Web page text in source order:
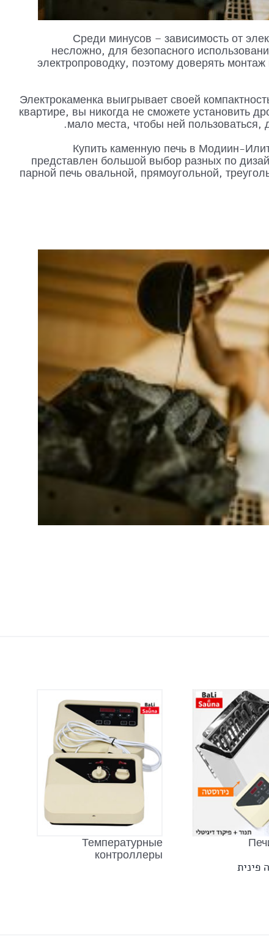
Среди минусов – зависимость от
несложно, для безопасного
электропроводку, поэтому доверять
Электрокаменка выигрывает своей
квартире, вы никогда не сможете установить
мало места, чтобы ней пользоваться,
Купить каменную печь в Модиин-
представлен большой выбор разных по
парной печь овальной, прямоугольной,
פינית
Температурные
контроллеры